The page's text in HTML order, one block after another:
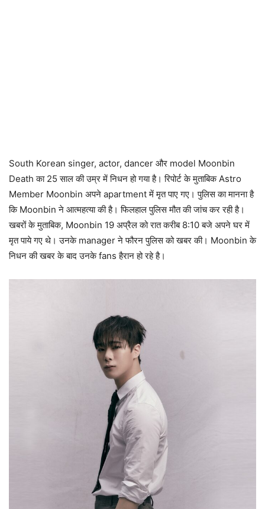
South Korean singer, actor, dancer और model Moonbin
Death का 25 साल की उम्र में निधन हो गया है। रिपोर्ट के मुताबिक Astro
Member Moonbin अपने apartment में मृत पाए गए। पुलिस का मानना है
कि Moonbin ने आत्महत्या की है। फिलहाल पुलिस मौत की जांच कर रही है।
खबरों के मुताबिक, Moonbin 19 अप्रैल को रात करीब 8:10 बजे अपने घर में
मृत पाये गए थे। उनके manager ने फौरन पुलिस को खबर की। Moonbin के
निधन की खबर के बाद उनके fans हैरान हो रहे है।